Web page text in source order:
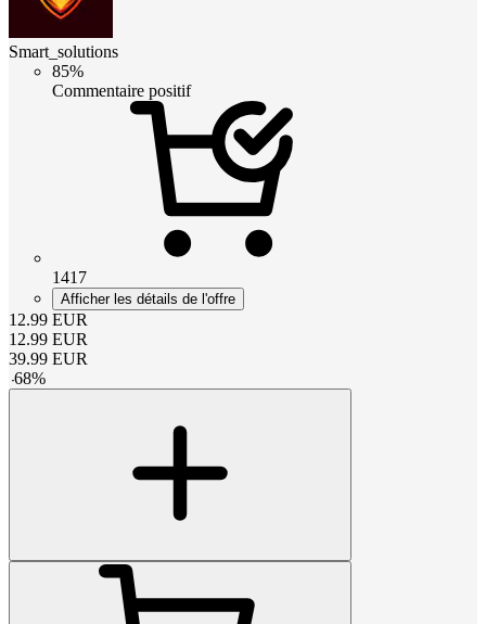
Smart_solutions
85%
Commentaire positif
1417
Afficher les détails de l'offre
12.99 EUR
12.99 EUR
39.99 EUR
-68%